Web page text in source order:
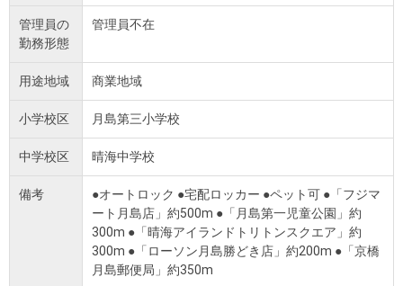
管理員の
勤務形態
管理員不在
用途地域 商業地域
小学校区 月島第三小学校
中学校区 晴海中学校
備考
●オートロック ●宅配ロッカー ●ペット可 ●「フジマ
ート月島店」約500m ●「月島第一児童公園」約
300m ●「晴海アイランドトリトンスクエア」約
300m ●「ローソン月島勝どき店」約200m ●「京橋
月島郵便局」約350m